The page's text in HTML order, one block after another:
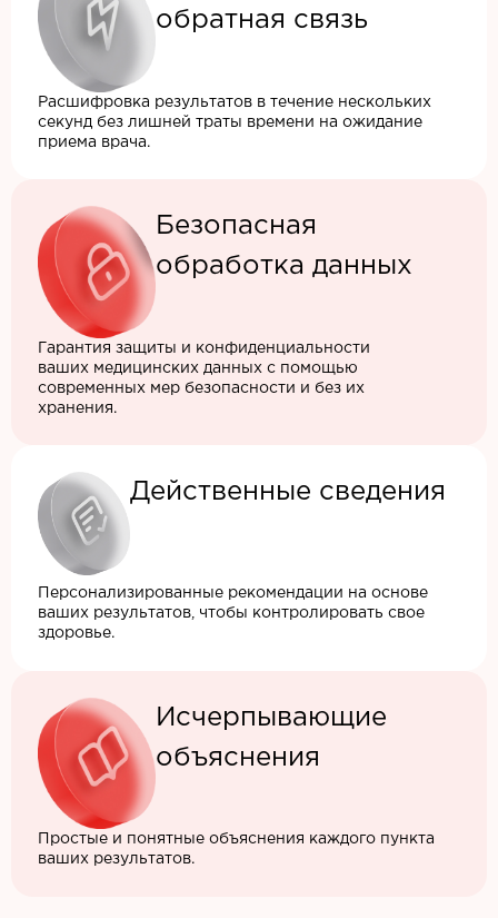
обратная связь
Расшифровка результатов в течение нескольких
секунд без лишней траты времени на ожидание
приема врача.
Безопасная
обработка данных
Гарантия защиты и конфиденциальности
ваших медицинских данных с помощью
современных мер безопасности и без их
хранения.
Действенные сведения
Персонализированные рекомендации на основе
ваших результатов, чтобы контролировать свое
здоровье.
Исчерпывающие
объяснения
Простые и понятные объяснения каждого пункта
ваших результатов.